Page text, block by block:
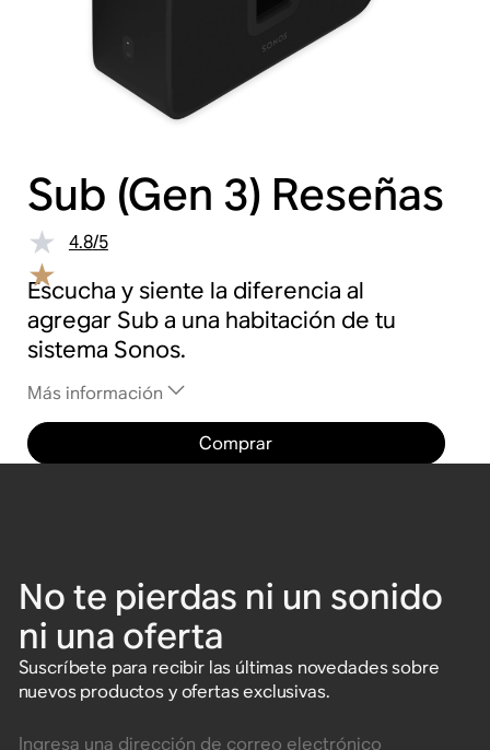
Sub (Gen 3) Reseñas
4.8/5
Escucha y siente la diferencia al
agregar Sub a una habitación de tu
sistema Sonos.
Más información
Comprar
No te pierdas ni un sonido
ni una oferta
Suscríbete para recibir las últimas novedades sobre
nuevos productos y ofertas exclusivas.